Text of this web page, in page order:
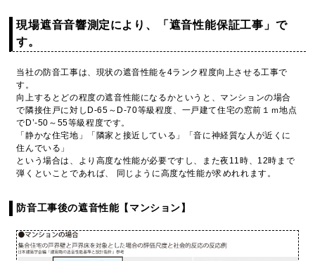
現場遮音音響測定により、「遮音性能保証工事」で
す。
当社の防音工事は、現状の遮音性能を4ランク程度向上させる工事で
す。
向上するとどの程度の遮音性能になるかというと、マンションの場合
で隣接住戸に対しD-65～D-70等級程度、一戸建て住宅の窓前１ｍ地点
でD’-50～55等級程度です。
「静かな住宅地」「隣家と接近している」
「音に神経質な人が近くに
住んでいる」
という場合は、より高度な性能が必要ですし、また夜11時、12時まで
弾くといことであれば、 同じように高度な性能が求めれれます。
防音工事後の遮音性能【マンション】